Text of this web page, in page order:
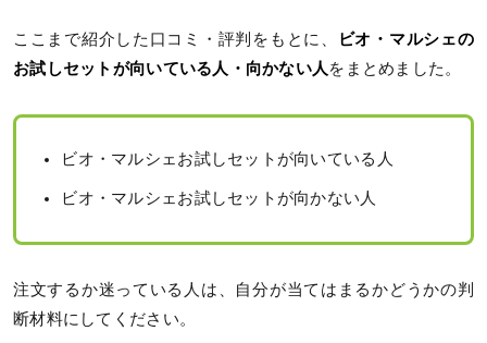
ここまで紹介した口コミ・評判をもとに、
ビオ・マルシェの
お試しセットが向いている人・向かない人 をまとめました。
ビオ・マルシェお試しセットが向いている人
ビオ・マルシェお試しセットが向かない人
注文するか迷っている人は、自分が当てはまるかどうかの判
断材料にしてください。